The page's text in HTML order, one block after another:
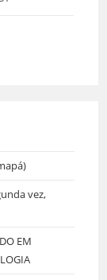
vez,
EM